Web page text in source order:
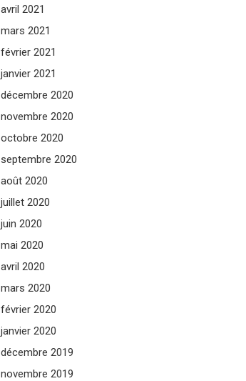
avril 2021
mars 2021
février 2021
janvier 2021
décembre 2020
novembre 2020
octobre 2020
septembre 2020
août 2020
juillet 2020
juin 2020
mai 2020
avril 2020
mars 2020
février 2020
janvier 2020
décembre 2019
novembre 2019